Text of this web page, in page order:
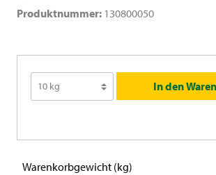
Produktnummer: 130800050
In den
Warenkorbgewicht (kg)